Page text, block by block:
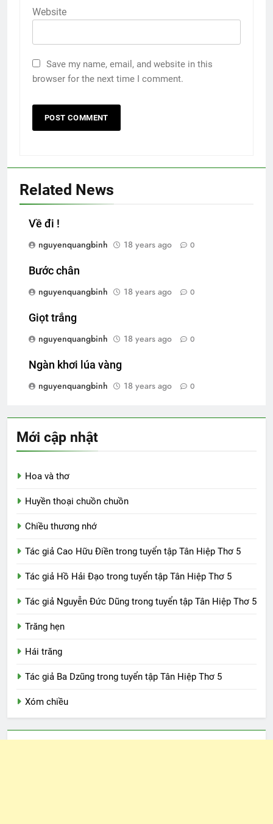
Website
Save my name, email, and website in this
browser for the next time I comment.
Related News
Về đi !
nguyenquangbinh
18 years ago 0
Bước chân
nguyenquangbinh
18 years ago 0
Giọt trắng
nguyenquangbinh
18 years ago 0
Ngàn khơi lúa vàng
nguyenquangbinh
18 years ago 0
Mới cập nhật
Hoa và thơ
Huyền thoại chuồn chuồn
Chiều thương nhớ
Tác giả Cao Hữu Điền trong tuyển tập Tân Hiệp Thơ 5
Tác giả Hồ Hải Đạo trong tuyển tập Tân Hiệp Thơ 5
Tác giả Nguyễn Đức Dũng trong tuyển tập Tân Hiệp Thơ 5
Trăng hẹn
Hái trăng
Tác giả Ba Dzũng trong tuyển tập Tân Hiệp Thơ 5
Xóm chiều